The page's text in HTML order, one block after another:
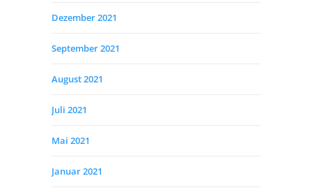
Dezember 2021
September 2021
August 2021
Juli 2021
Mai 2021
Januar 2021